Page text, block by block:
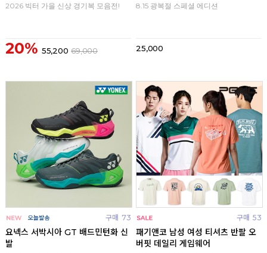
2026 빅터 가을 신상 경기복 모음전!
20% 55,200 69,000
8.15 광복절 스페셜 에디션
25,000
구매 73
요넥스 서박시아 GT 배드민턴화 신
발
구매 53
패기앤코 남성 여성 티셔츠 반팔 오
버핏 데일리 게임웨어